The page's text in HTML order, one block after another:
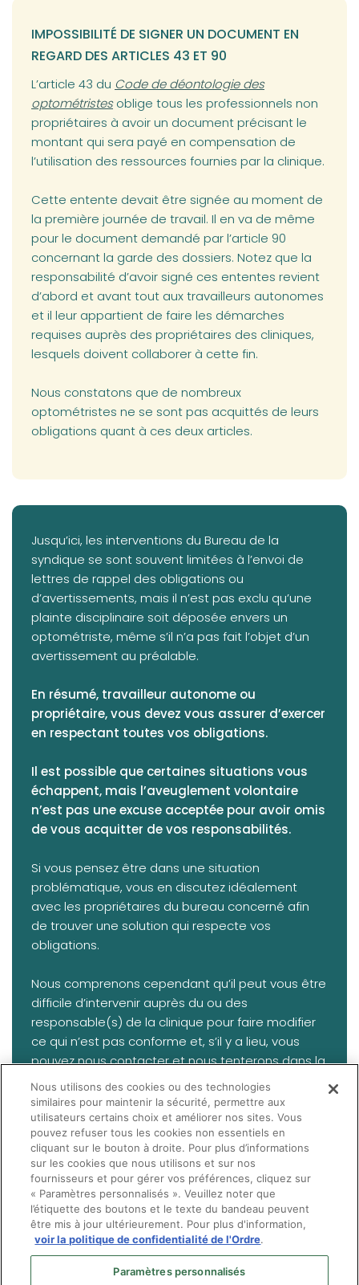
IMPOSSIBILITÉ DE SIGNER UN DOCUMENT EN
REGARD DES ARTICLES 43 ET 90
L’article 43 du (opens in a new tab)
Code de déontologie des
optométristesoblige tous les professionnels non
propriétaires à avoir un document précisant le
montant qui sera payé en compensation de
l’utilisation des ressources fournies par la clinique.
Cette entente devait être signée au moment de
la première journée de travail. Il en va de même
pour le document demandé par l’article 90
concernant la garde des dossiers. Notez que la
responsabilité d’avoir signé ces ententes revient
d’abord et avant tout aux travailleurs autonomes
et il leur appartient de faire les démarches
requises auprès des propriétaires des cliniques,
lesquels doivent collaborer à cette fin.
Nous constatons que de nombreux
optométristes ne se sont pas acquittés de leurs
obligations quant à ces deux articles.
Jusqu’ici, les interventions du Bureau de la
syndique se sont souvent limitées à l’envoi de
lettres de rappel des obligations ou
d’avertissements, mais il n’est pas exclu qu’une
plainte disciplinaire soit déposée envers un
optométriste, même s’il n’a pas fait l’objet d’un
avertissement au préalable.
En résumé, travailleur autonome ou
propriétaire, vous devez vous assurer d’exercer
en respectant toutes vos obligations.
Il est possible que certaines situations vous
échappent, mais l’aveuglement volontaire
n’est pas une excuse acceptée pour avoir omis
de vous acquitter de vos responsabilités.
Si vous pensez être dans une situation
problématique, vous en discutez idéalement
avec les propriétaires du bureau concerné afin
de trouver une solution qui respecte vos
obligations.
Nous comprenons cependant qu’il peut vous être
difficile d’intervenir auprès du ou des
responsable(s) de la clinique pour faire modifier
ce qui n’est pas conforme et, s’il y a lieu, vous
pouvez nous contacter et nous tenterons dans la
mesure du possible de vous aider. Retenez
cependant qu’il peut arriver des situations où la
seule solution possible soit de ne plus collaborer
avec cette entreprise.
Nous utilisons des cookies ou des technologies
similaires pour maintenir la sécurité, permettre aux
utilisateurs certains choix et améliorer nos sites. Vous
pouvez refuser tous les cookies non essentiels en
cliquant sur le bouton à droite. Pour plus d’informations
sur les cookies que nous utilisons et sur nos
fournisseurs et pour gérer vos préférences, cliquez sur
« Paramètres personnalisés ». Veuillez noter que
l’étiquette des boutons et le texte du bandeau peuvent
être mis à jour ultérieurement. Pour plus d'information,
voir la politique de confidentialité de l'Ordre.
Paramètres personnalisés